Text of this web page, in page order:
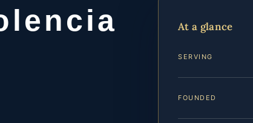
At a glance
SERVING
FOUNDED